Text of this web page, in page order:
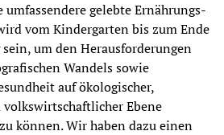
gelebte Ernährungs-
vom Kindergarten bis zum Ende
um den Herausforderungen
Wandels sowie
auf ökologischer,
Ebene
können. Wir haben dazu einen